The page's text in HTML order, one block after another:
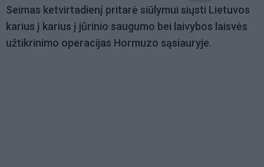
Seimas ketvirtadienį pritarė siūlymui siųsti Lietuvos
karius į karius į jūrinio saugumo bei laivybos laisvės
užtikrinimo operacijas Hormuzo sąsiauryje.